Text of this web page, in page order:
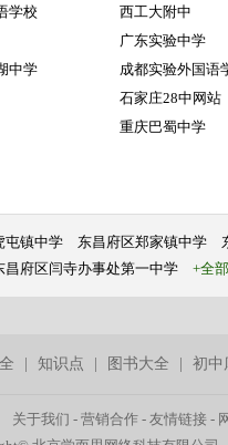
学校
西工大附中
广东实验中学
中学
成都实验外国语
石家庄28中网站
重庆巴蜀中学
屯镇中学 东昌府区郑家镇中学
昌府区闫寺办事处第一中学 +全部
|知识点 图书大全 |初中
关于我们 -营销合作 -友情链接 -